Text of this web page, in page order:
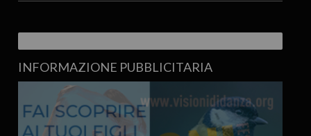
INFORMAZIONE PUBBLICITARIA